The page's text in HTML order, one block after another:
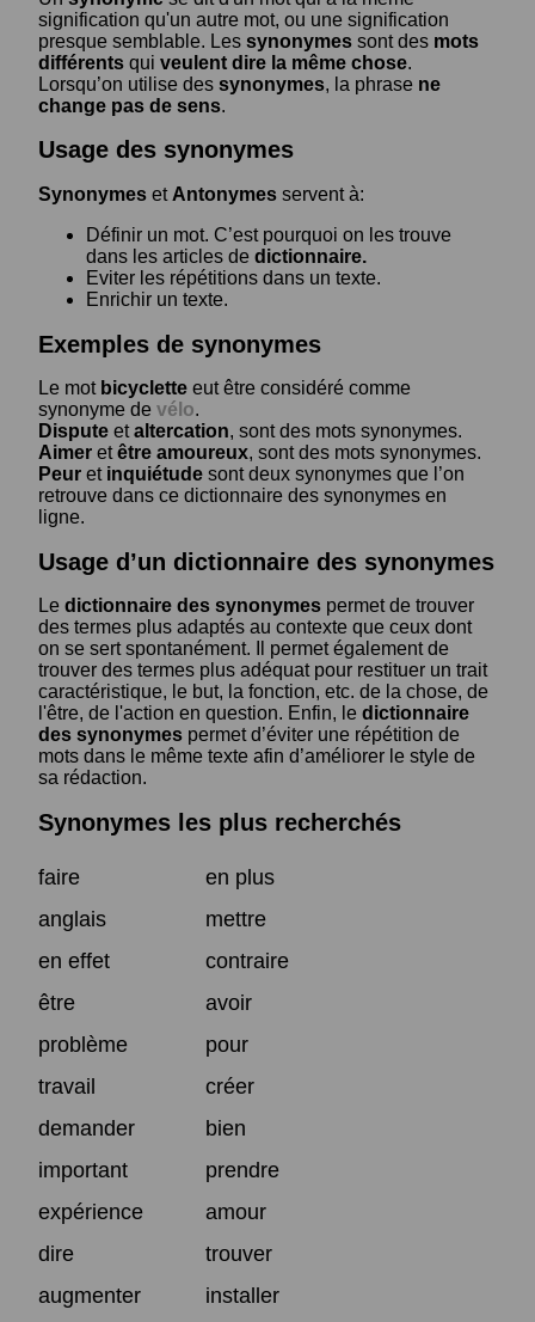
signification qu'un autre mot, ou une signification
presque semblable. Les synonymes sont des mots
différents qui veulent dire la même chose.
Lorsqu’on utilise des synonymes, la phrase ne
change pas de sens.
Usage des synonymes
Synonymes et Antonymes servent à:
Définir un mot. C’est pourquoi on les trouve
dans les articles de dictionnaire.
Eviter les répétitions dans un texte.
Enrichir un texte.
Exemples de synonymes
Le mot bicyclette eut être considéré comme
synonyme de vélo.
Dispute etaltercation, sont des mots synonymes.
Aimer etêtre amoureux, sont des mots synonymes.
Peur et inquiétude sont deux synonymes que l’on
retrouve dans ce dictionnaire des synonymes en
ligne.
Usage d’un dictionnaire des synonymes
Le dictionnaire des synonymes permet de trouver
des termes plus adaptés au contexte que ceux dont
on se sert spontanément. Il permet également de
trouver des termes plus adéquat pour restituer un trait
caractéristique, le but, la fonction, etc. de la chose, de
l'être, de l'action en question. Enfin, le dictionnaire
des synonymes permet d’éviter une répétition de
mots dans le même texte afin d’améliorer le style de
sa rédaction.
Synonymes les plus recherchés
faire
en plus
anglais
mettre
en effet
contraire
être
avoir
problème
pour
travail
créer
demander
bien
important
prendre
expérience
amour
dire
trouver
augmenter
installer